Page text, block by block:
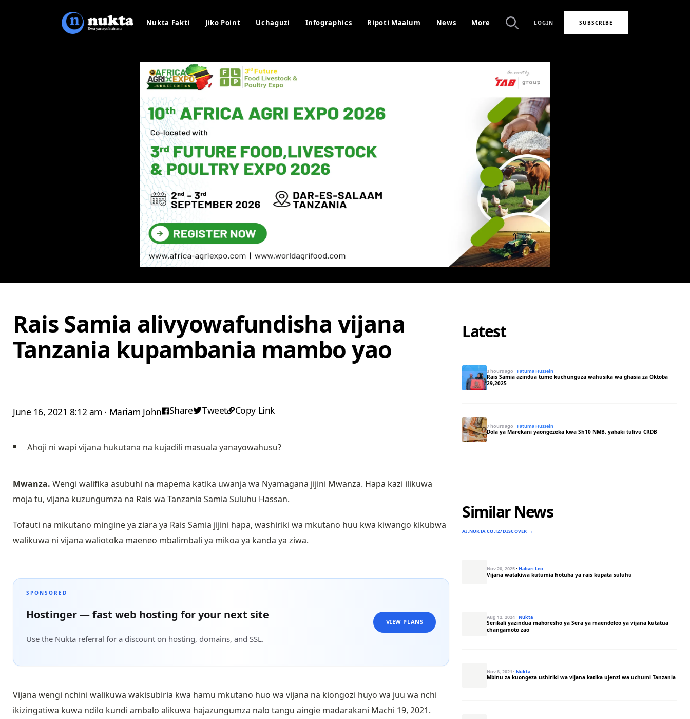
Nukta Fakti Jiko Point Uchaguzi Infographics Ripoti Maalum News More LOGIN SUBSCRIBE
Rais Samia alivyowafundisha vijana
Tanzania kupambania mambo yao
June 16, 2021 8:12 am · Mariam John Share Tweet Copy Link
Ahoji ni wapi vijana hukutana na kujadili masuala yanayowahusu?
Mwanza. Wengi walifika asubuhi na mapema katika uwanja wa Nyamagana jijini Mwanza. Hapa kazi ilikuwa
moja tu, vijana kuzungumza na Rais wa Tanzania Samia Suluhu Hassan.
Tofauti na mikutano mingine ya ziara ya Rais Samia jijini hapa, washiriki wa mkutano huu kwa kiwango kikubwa
walikuwa ni vijana waliotoka maeneo mbalimbali ya mikoa ya kanda ya ziwa.
SPONSORED
Hostinger — fast web hosting for your next site
Use the Nukta referral for a discount on hosting, domains, and SSL.
VIEW PLANS
Vijana wengi nchini walikuwa wakisubiria kwa hamu mkutano huo wa vijana na kiongozi huyo wa juu wa nchi
ikizingatiwa kuwa ndilo kundi ambalo alikuwa hajazungumza nalo tangu aingie madarakani Machi 19, 2021.
Latest
3 hours ago ·Fatuma Hussein
Rais Samia azindua tume kuchunguza wahusika wa ghasia za Oktoba
29,2025
7 hours ago ·Fatuma Hussein
Dola ya Marekani yaongezeka kwa Sh10 NMB, yabaki tulivu CRDB
Similar News
AI.NUKTA.CO.TZ/DISCOVER →
Nov 20, 2025·Habari Leo
Vijana watakiwa kutumia hotuba ya rais kupata suluhu
Aug 12, 2024·Nukta
Serikali yazindua maboresho ya Sera ya maendeleo ya vijana kutatua
changamoto zao
Nov 8, 2021·Nukta
Mbinu za kuongeza ushiriki wa vijana katika ujenzi wa uchumi Tanzania